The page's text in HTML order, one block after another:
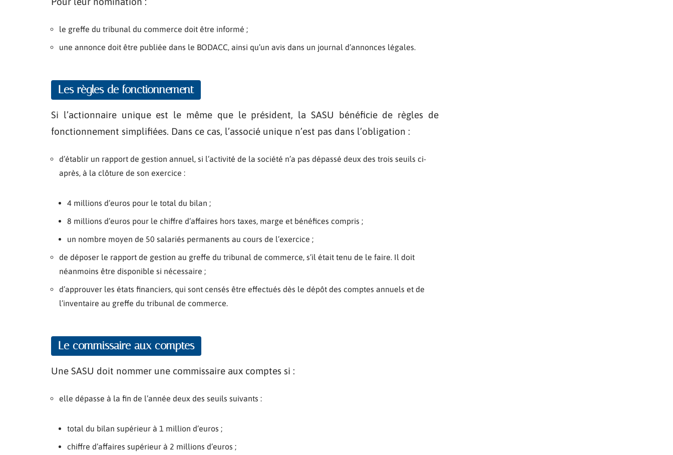
le greffe du tribunal du commerce doit être informé ;
une annonce doit être publiée dans le BODACC, ainsi qu’un avis dans un journal d’annonces légales.
Les règles de fonctionnement
Si l’actionnaire unique est le même que le président, la SASU bénéficie de règles de
fonctionnement simplifiées. Dans ce cas, l’associé unique n’est pas dans l’obligation :
d’établir un rapport de gestion annuel, si l’activité de la société n’a pas dépassé deux des trois seuils ci-
après, à la clôture de son exercice :
4 millions d’euros pour le total du bilan ;
8 millions d’euros pour le chiffre d’affaires hors taxes, marge et bénéfices compris ;
un nombre moyen de 50 salariés permanents au cours de l’exercice ;
de déposer le rapport de gestion au greffe du tribunal de commerce, s’il était tenu de le faire. Il doit
néanmoins être disponible si nécessaire ;
d’approuver les états financiers, qui sont censés être effectués dès le dépôt des comptes annuels et de
l’inventaire au greffe du tribunal de commerce.
Le commissaire aux comptes
Une SASU doit nommer une commissaire aux comptes si :
elle dépasse à la fin de l’année deux des seuils suivants :
total du bilan supérieur à 1 million d’euros ;
chiffre d’affaires supérieur à 2 millions d’euros ;